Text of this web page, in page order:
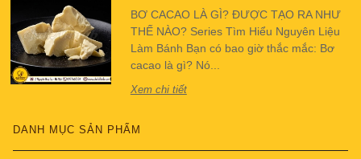
BƠ CACAO LÀ GÌ? ĐƯỢC TẠO RA NHƯ
THẾ NÀO? Series Tìm Hiểu Nguyên Liệu
Làm Bánh Bạn có bao giờ thắc mắc: Bơ
cacao là gì? Nó...
Xem chi tiết
DANH MỤC SẢN PHẨM